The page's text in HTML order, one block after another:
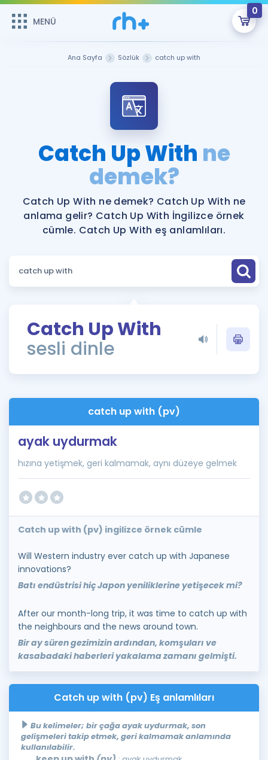
MENÜ
0
Şifremi Hatırlamıyorum
Sepetin Şu An Boş.
Remzi Hoca ile seni sınava hazırlayacak onlarca eğitim seni
bekliyor!
MENÜ
Katılımcı Görüşleri
Faydalı Araçlar
Ücretsiz Kaynaklar
Puan Hesaplama
ÖSYM Sınav Takvimi
Kampanyalar
İngilizce Gramer
İngilizce Gramer
Ana Sayfa Sözlük catch up with
Catch Up With ne
demek?
Catch Up With ne demek? Catch Up With ne
anlama gelir? Catch Up With İngilizce örnek
cümle. Catch Up With eş anlamlıları.
Catch Up With
sesli dinle
catch up with (pv)
ayak uydurmak
hızına yetişmek, geri kalmamak, aynı düzeye gelmek
Catch up with (pv) ingilizce örnek cümle
Will Western industry ever catch up with Japanese
innovations?
Batı endüstrisi hiç Japon yeniliklerine yetişecek mi?
After our month-long trip, it was time to catch up with
the neighbours and the news around town.
Bir ay süren gezimizin ardından, komşuları ve
kasabadaki haberleri yakalama zamanı gelmişti.
Catch up with (pv) Eş anlamlıları
Bu kelimeler; bir çağa ayak uydurmak, son
gelişmeleri takip etmek, geri kalmamak anlamında
kullanılabilir.